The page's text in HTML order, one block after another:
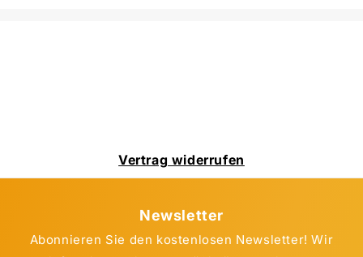
Vertrag widerrufen
Newsletter
Abonnieren Sie den kostenlosen Newsletter! Wir